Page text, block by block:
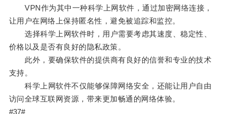
VPN作为其中一种科学上网软件，通过加密网络连接，
让用户在网络上保持匿名性，避免被追踪和监控。
选择科学上网软件时，用户需要考虑其速度、稳定性、
价格以及是否有良好的隐私政策。
此外，要确保软件的提供商有良好的信誉和专业的技术
支持。
科学上网软件不仅能够保障网络安全，还能让用户自由
访问全球互联网资源，带来更加畅通的网络体验。
#37#